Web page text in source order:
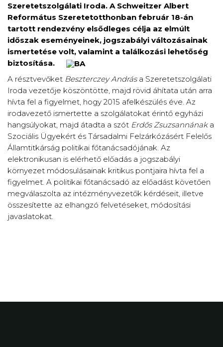
Szeretetszolgálati Iroda. A Schweitzer Albert
Református Szeretetotthonban február 18-án
tartott rendezvény elsődleges célja az elmúlt
időszak eseményeinek, jogszabályi változásainak
ismertetése volt, valamint a találkozási lehetőség
biztosítása.
A résztvevőket Beszterczey Andrása Szeretetszolgálati
Iroda vezetője köszöntötte, majd rövid áhítata után arra
hívta fel a figyelmet, hogy 2015 afelkészülés éve. Az
irodavezető ismertette a szolgálatokat érintő egyházi
hangsúlyokat, majd átadta a szót Erdős Zsuzsannánaka
Szociális Ügyekért és Társadalmi Felzárkózásért Felelős
Államtitkárság politikai főtanácsadójának. Az
elektronikusan is elérhető előadás a jogszabályi
környezet módosulásainak kritikus pontjaira hívta fel a
figyelmet. A politikai főtanácsadó az előadást követően
megválaszolta az intézményvezetők kérdéseit, illetve
összesítette az elhangzó felvetéseket, módosítási
javaslatokat.